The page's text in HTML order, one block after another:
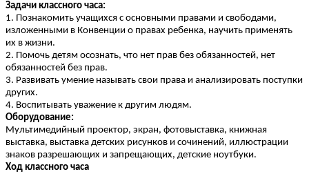
Задачи классного часа:
1. Познакомить учащихся с основными правами и свободами,
изложенными в Конвенции о правах ребенка, научить применять
их в жизни.
2. Помочь детям осознать, что нет прав без обязанностей, нет
обязанностей без прав.
3. Развивать умение называть свои права и анализировать поступки
других.
4. Воспитывать уважение к другим людям.
Оборудование:
Мультимедийный проектор, экран, фотовыставка, книжная
выставка, выставка детских рисунков и сочинений, иллюстрации
знаков разрешающих и запрещающих, детские ноутбуки.
Ход классного часа